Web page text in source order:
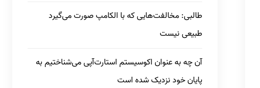
طالبی: مخالفت‌هایی که با الکامپ صورت می‌گیرد
طبیعی نیست
آن چه به عنوان اکوسیستم استارت‌آپی می‌شناختیم به
پایان خود نزدیک شده است